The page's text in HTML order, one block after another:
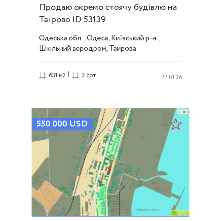
Продаю окремо стоячу будівлю на
Таїрово ID 53139
Одеська обл., Одеса, Київський р-н.,
Шкільний аеродром, Таирова
631 м2 | 3 сот. 22.01.26
550 000 USD